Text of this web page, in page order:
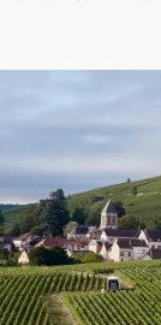
、
の応募など